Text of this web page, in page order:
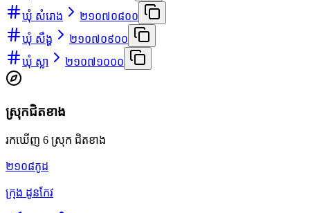
ឃុំ សំរោង
២១០៧០៨០០
ឃុំ សឹង្ហ
២១០៧០៩០០
ឃុំ ស្លា
២១០៧១០០០
ស្រុកជិតខាង
រកឃើញ 6 ស្រុក ជិតខាង
២១០៨កូដ
ក្រុង ដូនកែវ